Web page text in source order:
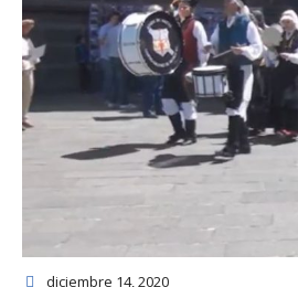
diciembre 14, 2020